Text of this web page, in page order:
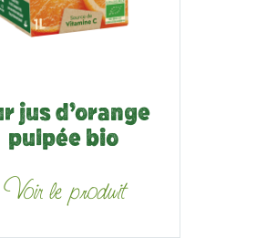
jus d’orange
pulpée bio
Voir le produit